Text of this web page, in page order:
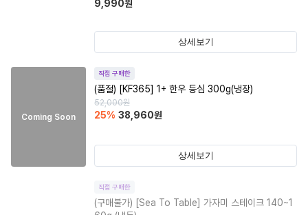
9,990원
상세보기
Coming Soon
직접 구매한
(품절) [KF365] 1+ 한우 등심 300g(냉장)
52,000원
25% 38,960원
상세보기
직접 구매한
(구매불가) [Sea To Table] 가자미 스테이크 140~1